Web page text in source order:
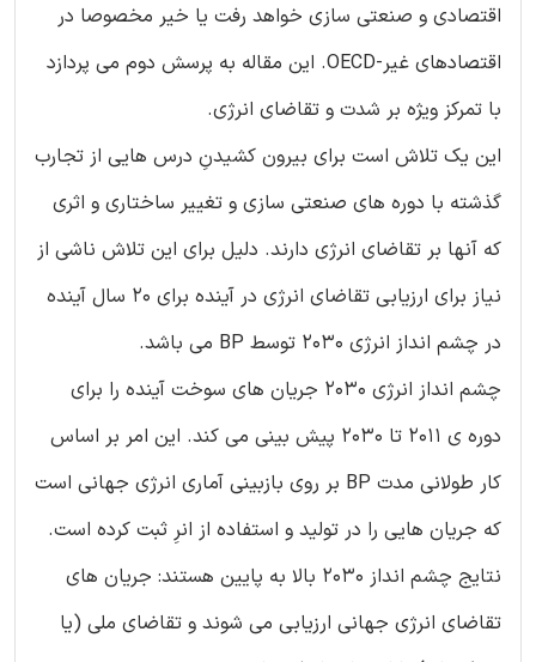
اقتصادی و صنعتی سازی خواهد رفت یا خیر مخصوصا در
اقتصادهای غیر-OECD. این مقاله به پرسش دوم می پردازد
با تمرکز ویژه بر شدت و تقاضای انرژی.
این یک تلاش است برای بیرون کشیدنِ درس هایی از تجارب
گذشته با دوره های صنعتی سازی و تغییر ساختاری و اثری
که آنها بر تقاضای انرژی دارند. دلیل برای این تلاش ناشی از
نیاز برای ارزیابی تقاضای انرژی در آینده برای 20 سال آینده
در چشم انداز انرژی 2030 توسط BP می باشد.
چشم انداز انرژی 2030 جریان های سوخت آینده را برای
دوره ی 2011 تا 2030 پیش بینی می کند. این امر بر اساس
کار طولانی مدت BP بر روی بازبینی آماری انرژی جهانی است
که جریان هایی را در تولید و استفاده از انرِ ثبت کرده است.
نتایج چشم انداز 2030 بالا به پایین هستند: جریان های
تقاضای انرژی جهانی ارزیابی می شوند و تقاضای ملی (یا